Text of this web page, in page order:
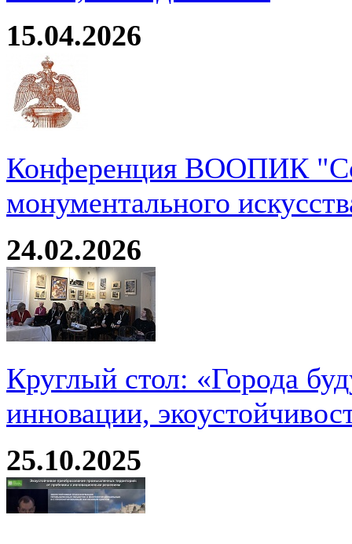
15.04.2026
Конференция ВООПИК
монументального
24.02.2026
Круглый стол: «Города
инновации,
25.10.2025